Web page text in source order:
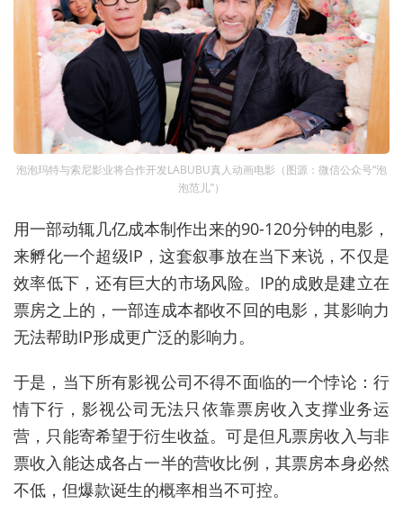
泡泡玛特与索尼影业将合作开发LABUBU真人动画电影（图源：微信公众号“泡
泡范儿”）
用一部动辄几亿成本制作出来的90-120分钟的电影，
来孵化一个超级IP，这套叙事放在当下来说，不仅是
效率低下，还有巨大的市场风险。IP的成败是建立在
票房之上的，一部连成本都收不回的电影，其影响力
无法帮助IP形成更广泛的影响力。
于是，当下所有影视公司不得不面临的一个悖论： 行
情下行，影视公司无法只依靠票房收入支撑业务运
营，只能寄希望于衍生收益。可是但凡票房收入与非
票收入 能达成各占一半的营收比例， 其票房本身必然
不低 ，但爆款诞生的概率相当不可控。